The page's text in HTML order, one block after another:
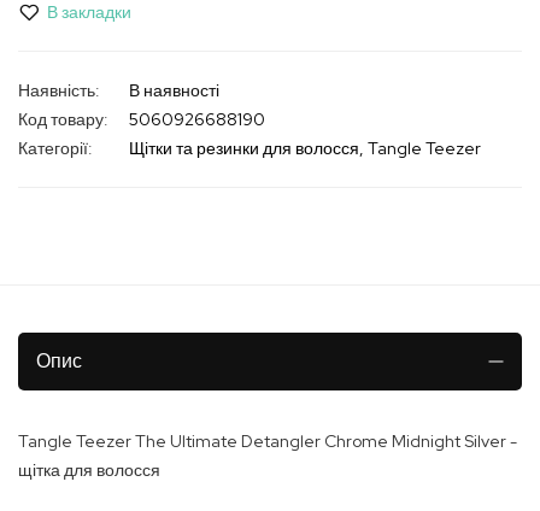
В закладки
В наявності
Код товару
5060926688190
Категорії:
Щітки та резинки для волосся Tangle Teezer
Опис
Tangle Teezer The Ultimate Detangler Chrome Midnight Silver -
щітка для волосся